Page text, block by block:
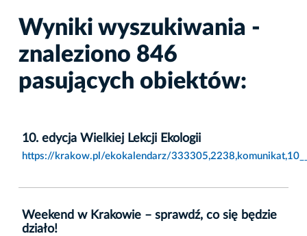
Wyniki wyszukiwania -
znaleziono 846
pasujących obiektów:
10. edycja Wielkiej Lekcji Ekologii
https://krakow.pl/ekokalendarz/
Weekend w Krakowie – sprawdź, co się będzie
działo!